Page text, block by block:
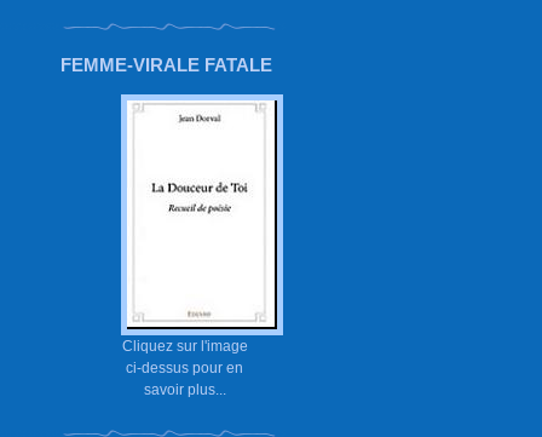
FEMME-VIRALE FATALE
Cliquez sur l'image
ci-dessus pour en
savoir plus...